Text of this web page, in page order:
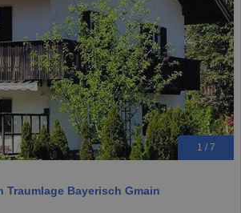
1 / 7
Traumlage Bayerisch Gmain